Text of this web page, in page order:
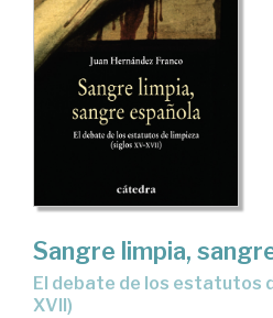
Sangre limpia,
el debate de los estatutos de limpieza (siglo XV-
XVII)